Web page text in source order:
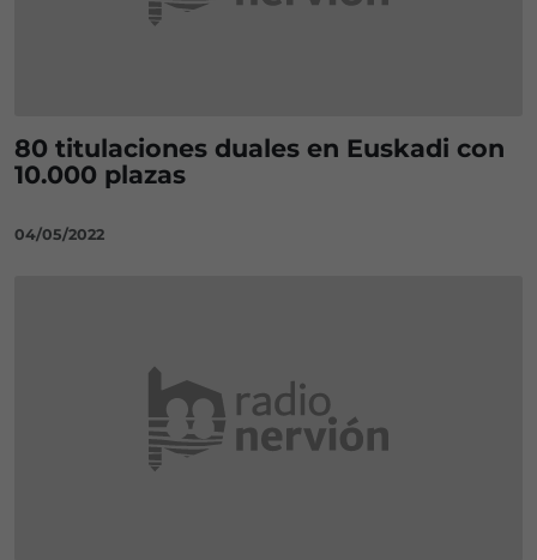
80 titulaciones duales en Euskadi con
10.000 plazas
04/05/2022